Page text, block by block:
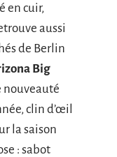
en cuir,
aussi
de Berlin
Big
nouveauté
clin d’œil
la saison
: sabot